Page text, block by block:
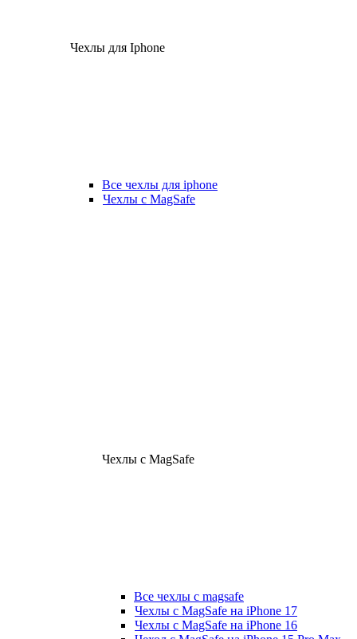
Чехлы для Iphone
Все чехлы для iphone
Чехлы с MagSafe
Чехлы с MagSafe
Все чехлы с magsafe
Чехлы с MagSafe на iPhone 17
Чехлы с MagSafe на iPhone 16